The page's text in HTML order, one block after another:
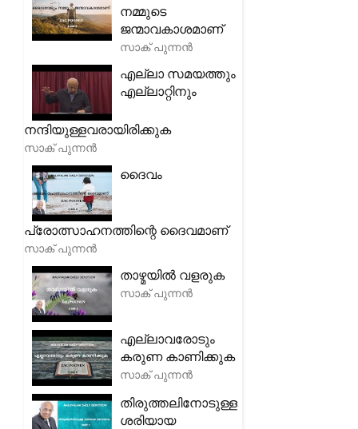
നമ്മുടെ
ജന്മാവകാശമാണ്
സാക് പുന്നൻ
എല്ലാ സമയത്തും
എല്ലാറ്റിനും
നന്ദിയുള്ളവരായിരിക്കുക
സാക് പുന്നൻ
ദൈവം
പ്രോത്സാഹനത്തിന്റെ ദൈവമാണ്
സാക് പുന്നൻ
താഴ്മയിൽ വളരുക
സാക് പുന്നൻ
എല്ലാവരോടും
കരുണ കാണിക്കുക
സാക് പുന്നൻ
തിരുത്തലിനോടുള്ള
ശരിയായ